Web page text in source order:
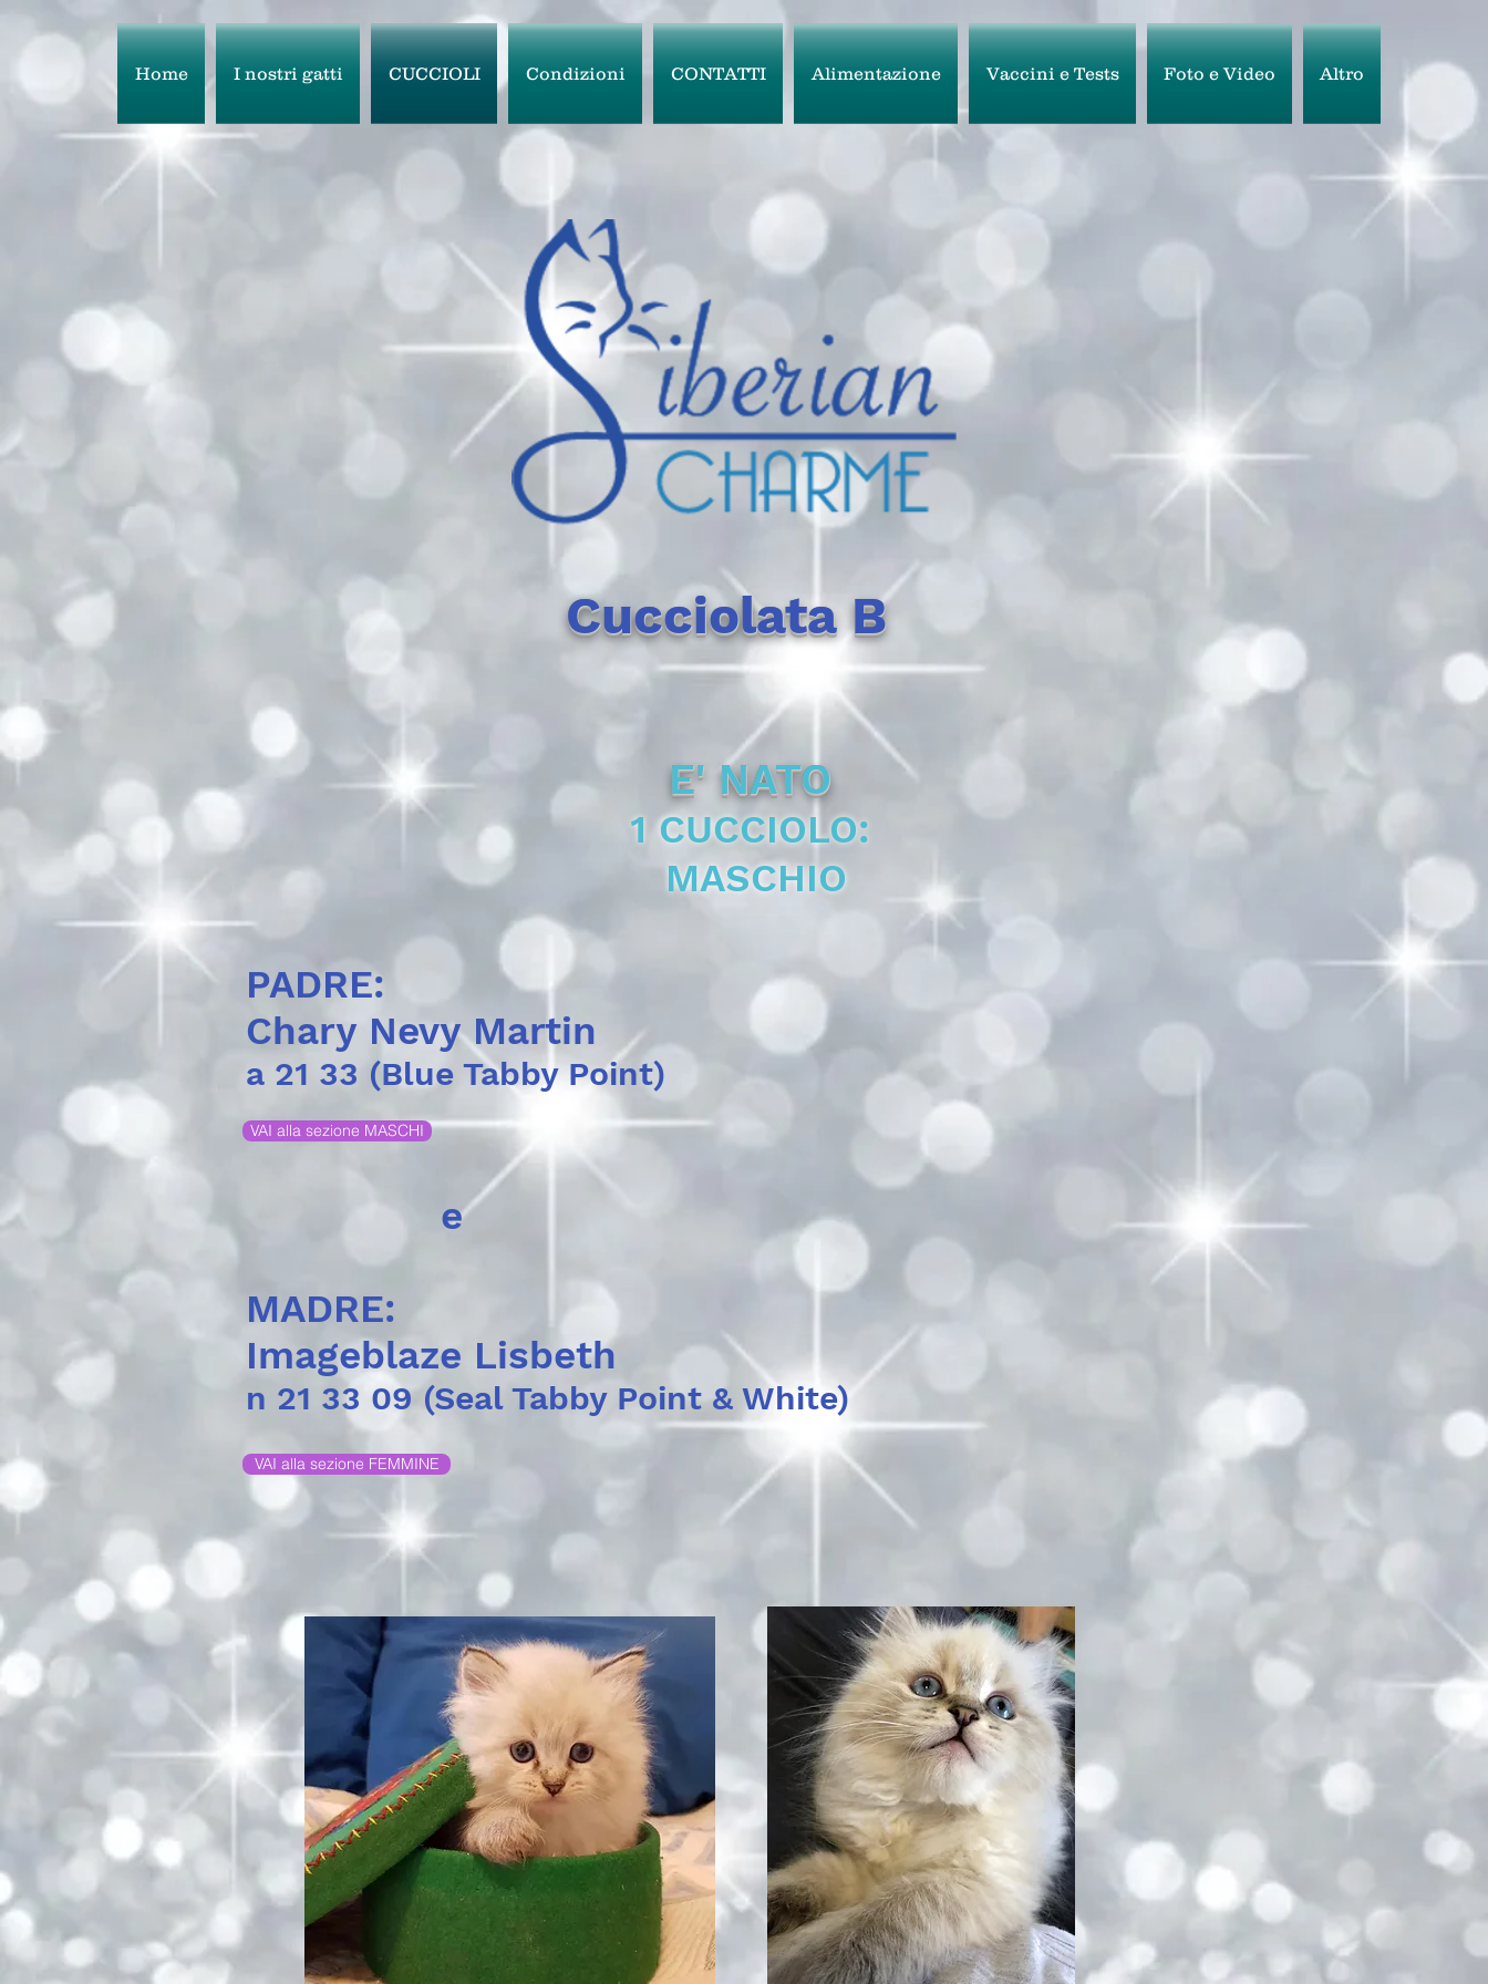
Cucciolata B
E' NATO
1 CUCCIOLO:
MASCHIO
PADRE:
Chary Nevy Martin
a 21 33 (Blue Tabby Point)
VAI alla sezione MASCHI
e
MADRE:
Imageblaze Lisbeth
n 21 33 09 (Seal Tabby Point & White)
VAI alla sezione FEMMINE
Home I nostri gatti CUCCIOLI Condizioni CONTATTI Alimentazione Vaccini e Tests Foto e Video Altro